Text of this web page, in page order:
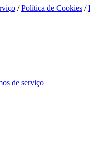
/Política de Cookies /
de serviço